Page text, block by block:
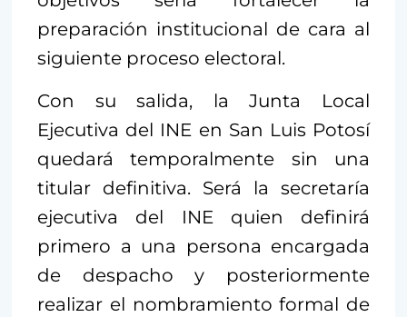
preparación institucional de cara al
siguiente proceso electoral.
Con su salida, la Junta Local
Ejecutiva del INE en San Luis Potosí
quedará temporalmente sin una
titular definitiva. Será la secretaría
ejecutiva del INE quien definirá
primero a una persona encargada
de despacho y posteriormente
realizar el nombramiento formal de